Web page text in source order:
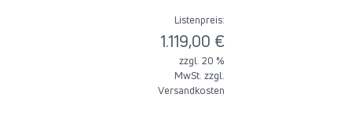
Listenpreis:
1.119,00 €
zzgl. 20 %
MwSt. zzgl.
Versandkosten